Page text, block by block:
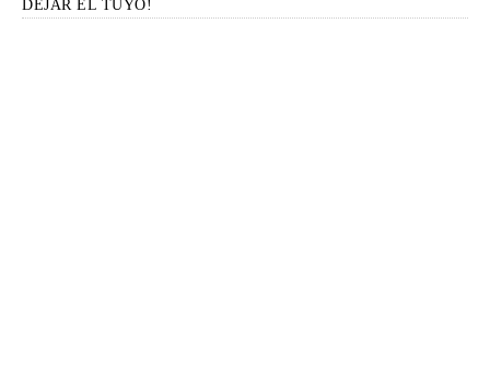
DEJAR EL TUYO!